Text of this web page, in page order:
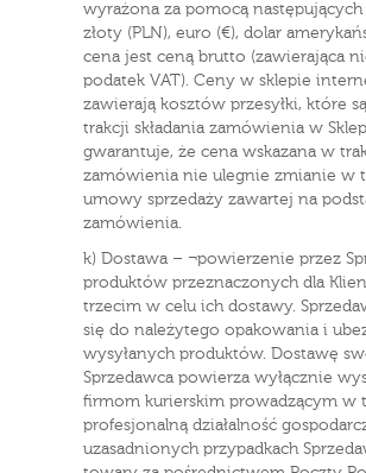
wyrażona za pomocą
złoty (PLN), euro (€), dolar
cena jest ceną brutto (zawierająca
podatek VAT). Ceny w sklepie
zawierają kosztów przesyłki, które
trakcji składania zamówienia w
gwarantuje, że cena wskazana w
zamówienia nie ulegnie zmianie w
umowy sprzedaży zawartej na
zamówienia.
k) Dostawa – ¬powierzenie przez
produktów przeznaczonych dla
trzecim w celu ich dostawy.
się do należytego opakowania i
wysyłanych produktów. Dostawę
Sprzedawca powierza wyłącznie
firmom kurierskim prowadzącym w
profesjonalną działalność
uzasadnionych przypadkach